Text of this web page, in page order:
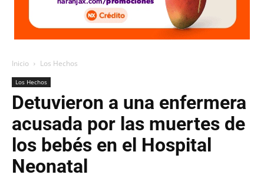
Inicio Los Hechos
Los Hechos
Detuvieron a una enfermera
acusada por las muertes de
los bebés en el Hospital
Neonatal